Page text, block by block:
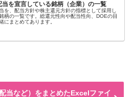
当を宣言している銘柄（企業）の一覧
を、配当方針や株主還元方針の指標として採用し
柄の一覧です。総還元性向や配当性向、DOEの目
にまとめてあります。
当など）をまとめたExcelファイ